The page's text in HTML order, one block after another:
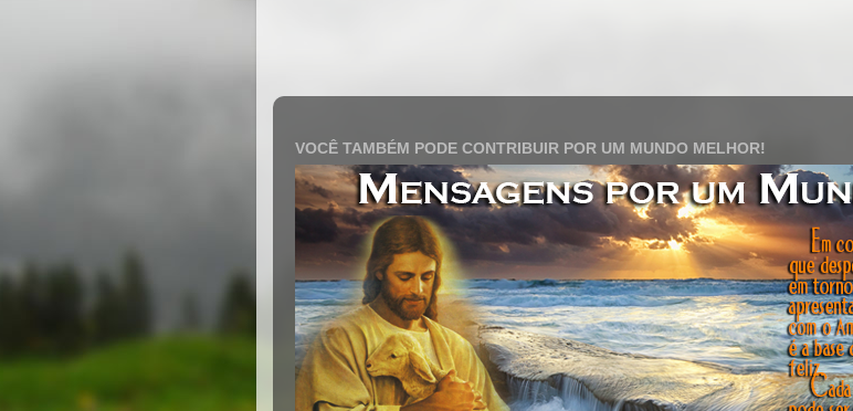
VOCÊ TAMBÉM PODE CONTRIBUIR POR UM MUNDO MELHOR!